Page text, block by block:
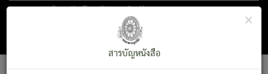
ตอน 1 ว่าด้วย สัตว์โลกกับจตุราริยสัจ
สารบัญ×
สารบัญหนังสือ